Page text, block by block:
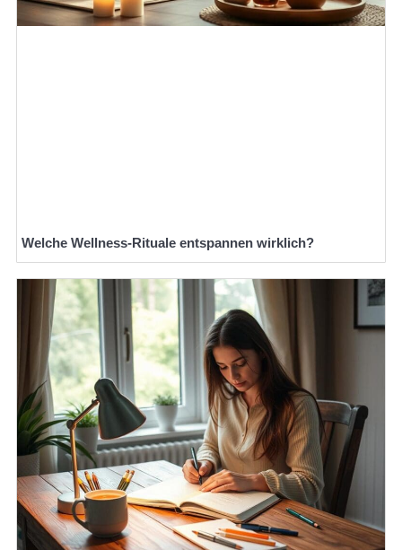
Welche Wellness-Rituale entspannen wirklich?